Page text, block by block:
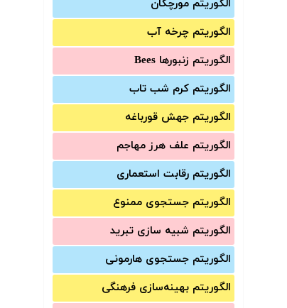
الگوریتم مورچگان
الگوریتم چرخه آب
الگوریتم زنبورها Bees
الگوریتم کرم شب تاب
الگوریتم جهش قورباغه
الگوریتم علف هرز مهاجم
الگوریتم رقابت استعماری
الگوریتم جستجوی ممنوع
الگوریتم شبیه سازی تبرید
الگوریتم جستجوی هارمونی
الگوریتم بهینه‌سازی فرهنگی